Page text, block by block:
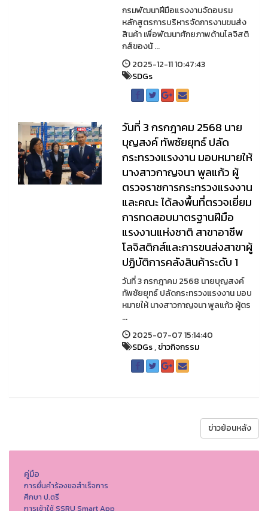
กรมพัฒนาฝีมือแรงงานจัดอบรม
หลักสูตรการบริหารจัดการงานขนส่ง
สินค้า เพื่อพัฒนาศักยภาพด้านโลจิสติ
กส์ของนั ...
2025-12-11 10:47:43
SDGs
วันที่ 3 กรกฎาคม 2568 นาย
บุญสงค์ ทัพชัยยุทธ์ ปลัด
กระทรวงแรงงาน มอบหมายให้
นางสาวกาญจนา พูลแก้ว ผู้
ตรวจราชการกระทรวงแรงงาน
และคณะ ได้ลงพื้นที่ตรวจเยี่ยม
การทดสอบมาตรฐานฝีมือ
แรงงานแห่งชาติ สาขาอาชีพ
โลจิสติกส์และการขนส่งสาขาผู้
ปฏิบัติการคลังสินค้าระดับ 1
วันที่ 3 กรกฎาคม 2568 นายบุญสงค์
ทัพชัยยุทธ์ ปลัดกระทรวงแรงงาน มอบ
หมายให้ นางสาวกาญจนา พูลแก้ว ผู้ตร
...
2025-07-07 15:14:40
SDGs,ข่าวกิจกรรม
ข่าวย้อนหลัง
คู่มือ
การยื่นคำร้องขอสำเร็จการ
ศึกษา ป.ตรี
การเข้าใช้ SSRU Smart App